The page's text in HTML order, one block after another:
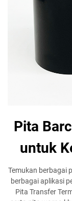
Pita
untuk
Temukan berbagai
berbagai aplikasi
Pita Transfer